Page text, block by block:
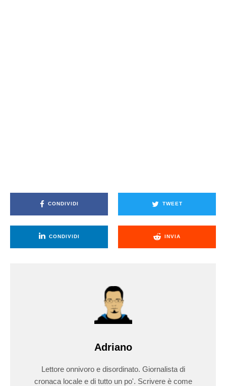
CONDIVIDI TWEET
CONDIVIDI INVIA
Adriano
Lettore onnivoro e disordinato. Giornalista di
cronaca locale e di tutto un po'. Scrivere è come